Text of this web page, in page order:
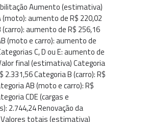
Aumento (estimativa)
(moto): aumento de R$ 220,02
aumento de R$ 256,16
(moto e carro): aumento de
C, D ou E: aumento de
final (estimativa) Categoria
2.331,56 Categoria B (carro): R$
AB (moto e carro): R$
CDE (cargas e
2.744,24 Renovação da
totais (estimativa)